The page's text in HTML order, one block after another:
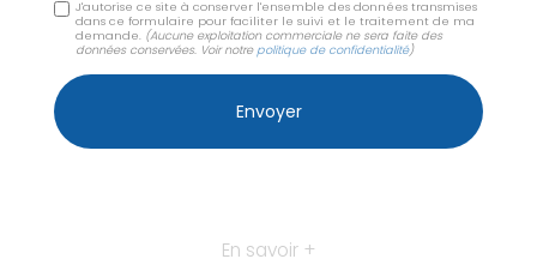
J'autorise ce site à conserver l'ensemble des données transmises
dans ce formulaire pour faciliter le suivi et le traitement de ma
demande. (Aucune exploitation commerciale ne sera faite des
données conservées. Voir notre politique de confidentialité)
En savoir +